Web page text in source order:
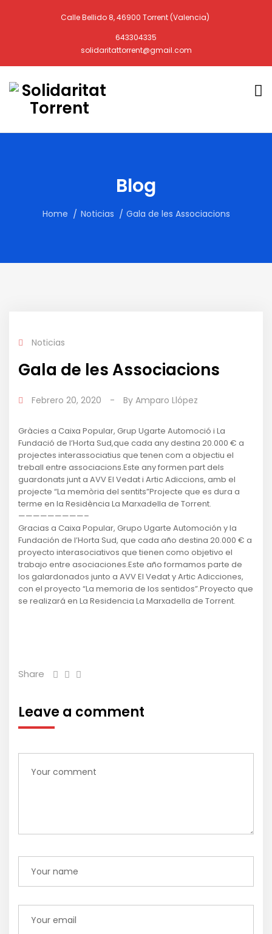
Calle Bellido 8, 46900 Torrent (Valencia)
643304335
solidaritattorrent@gmail.com
Blog
Home Noticias Gala de les Associacions
Noticias
Gala de les Associacions
Febrero 20, 2020 - By Amparo Llópez
Gràcies a Caixa Popular, Grup Ugarte Automoció i La
Fundació de l’Horta Sud,que cada any destina 20.000 € a
projectes interassociatius que tenen com a objectiu el
treball entre associacions.Este any formen part dels
guardonats junt a AVV El Vedat i Artic Adiccions, amb el
projecte “La memòria del sentits”Projecte que es dura a
terme en la Residència La Marxadella de Torrent.
—————————–
Gracias a Caixa Popular, Grupo Ugarte Automoción y la
Fundación de l’Horta Sud, que cada año destina 20.000 € a
proyecto interasociativos que tienen como objetivo el
trabajo entre asociaciones.Este año formamos parte de
los galardonados junto a AVV El Vedat y Artic Adicciones,
con el proyecto “La memoria de los sentidos”.Proyecto que
se realizará en La Residencia La Marxadella de Torrent.
Share
Leave a comment